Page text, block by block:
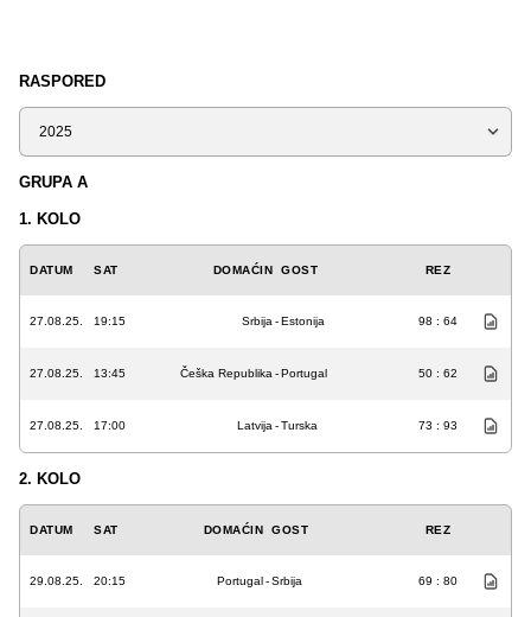
RASPORED
Sezona
GRUPA A
1. KOLO
DATUM SAT DOMAĆIN GOST REZ
27.08.25. 19:15 Srbija -Estonija 98 : 64
27.08.25. 13:45 Češka Republika -Portugal 50 : 62
27.08.25. 17:00 Latvija -Turska 73 : 93
2. KOLO
DATUM SAT DOMAĆIN GOST REZ
29.08.25. 20:15 Portugal-Srbija 69 : 80